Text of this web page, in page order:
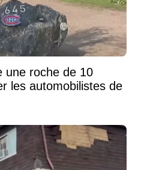
une roche de 10
les automobilistes de